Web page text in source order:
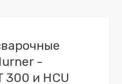
-
300 и HCU